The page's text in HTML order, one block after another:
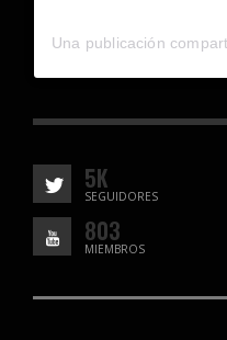
5K
SEGUIDORES
803
MIEMBROS